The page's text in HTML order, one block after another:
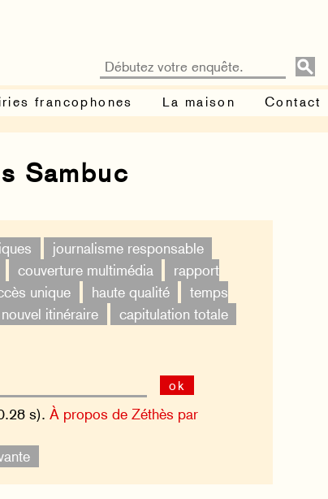
francophones La maison Contact
Sambuc
journalisme responsable
couverture multimédia
rapport
unique haute qualité
temps
nouvel itinéraire
capitulation totale
ok
s). À propos de Zéthès par